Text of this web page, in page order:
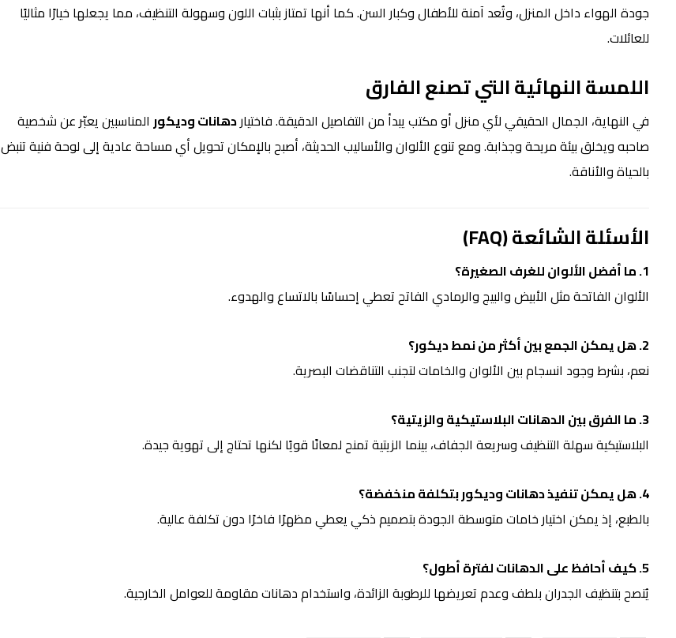
جودة الهواء داخل المنزل، وتُعد آمنة للأطفال وكبار السن. كما أنها تمتاز بثبات اللون وسهولة التنظيف، مما يجعلها خيارًا مثاليًا
للعائلات.
اللمسة النهائية التي تصنع الفارق
في النهاية، الجمال الحقيقي لأي منزل أو مكتب يبدأ من التفاصيل الدقيقة. فاختياردهانات وديكورالمناسبين يعبّر عن شخصية
صاحبه ويخلق بيئة مريحة وجذابة. ومع تنوع الألوان والأساليب الحديثة، أصبح بالإمكان تحويل أي مساحة عادية إلى لوحة فنية تنبض
بالحياة والأناقة.
الأسئلة الشائعة (FAQ)
1. ما أفضل الألوان للغرف الصغيرة؟
الألوان الفاتحة مثل الأبيض والبيج والرمادي الفاتح تعطي إحساسًا بالاتساع والهدوء.
2. هل يمكن الجمع بين أكثر من نمط ديكور؟
نعم، بشرط وجود انسجام بين الألوان والخامات لتجنب التناقضات البصرية.
3. ما الفرق بين الدهانات البلاستيكية والزيتية؟
البلاستيكية سهلة التنظيف وسريعة الجفاف، بينما الزيتية تمنح لمعانًا قويًا لكنها تحتاج إلى تهوية جيدة.
4. هل يمكن تنفيذ دهانات وديكور بتكلفة منخفضة؟
بالطبع، إذ يمكن اختيار خامات متوسطة الجودة بتصميم ذكي يعطي مظهرًا فاخرًا دون تكلفة عالية.
5. كيف أحافظ على الدهانات لفترة أطول؟
يُنصح بتنظيف الجدران بلطف وعدم تعريضها للرطوبة الزائدة، واستخدام دهانات مقاومة للعوامل الخارجية.